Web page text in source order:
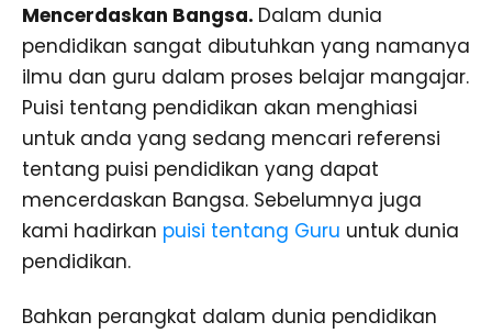
Mencerdaskan Bangsa. Dalam dunia
pendidikan sangat dibutuhkan yang namanya
ilmu dan guru dalam proses belajar mangajar.
Puisi tentang pendidikan akan menghiasi
untuk anda yang sedang mencari referensi
tentang puisi pendidikan yang dapat
mencerdaskan Bangsa. Sebelumnya juga
kami hadirkan puisi tentang Guru untuk dunia
pendidikan.
Bahkan perangkat dalam dunia pendidikan